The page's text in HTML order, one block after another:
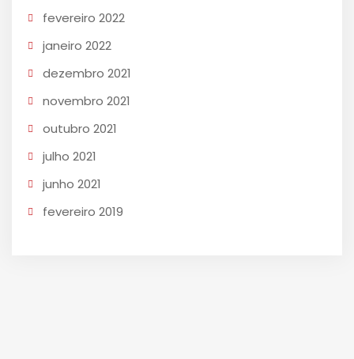
fevereiro 2022
janeiro 2022
dezembro 2021
novembro 2021
outubro 2021
julho 2021
junho 2021
fevereiro 2019